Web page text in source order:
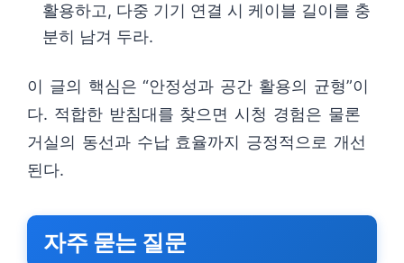
활용하고, 다중 기기 연결 시 케이블 길이를 충
분히 남겨 두라.
이 글의 핵심은 “안정성과 공간 활용의 균형”이
다. 적합한 받침대를 찾으면 시청 경험은 물론
거실의 동선과 수납 효율까지 긍정적으로 개선
된다.
자주 묻는 질문